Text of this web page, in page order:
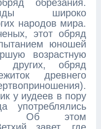
обрезания.
широко
народов мира.
этот обряд
юношей
возрастную
других, обряд
древнего
у иудеев в пору
употреблялись
Об этом